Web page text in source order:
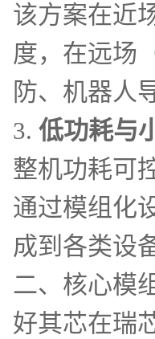
该方案在近
度，在远场
防、机器人
3. 低功耗与
整机功耗可
通过模组化
成到各类设
二、核心模
好其芯在瑞